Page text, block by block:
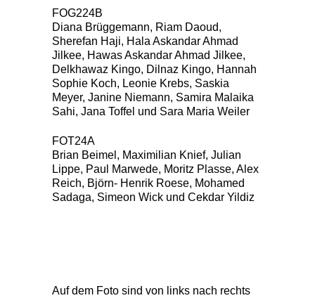
FOG224B
Diana Brüggemann, Riam Daoud,
Sherefan Haji, Hala Askandar Ahmad
Jilkee, Hawas Askandar Ahmad Jilkee,
Delkhawaz Kingo, Dilnaz Kingo, Hannah
Sophie Koch, Leonie Krebs, Saskia
Meyer, Janine Niemann, Samira Malaika
Sahi, Jana Toffel und Sara Maria Weiler
FOT24A
Brian Beimel, Maximilian Knief, Julian
Lippe, Paul Marwede, Moritz Plasse, Alex
Reich, Björn- Henrik Roese, Mohamed
Sadaga, Simeon Wick und Cekdar Yildiz
Auf dem Foto sind von links nach rechts